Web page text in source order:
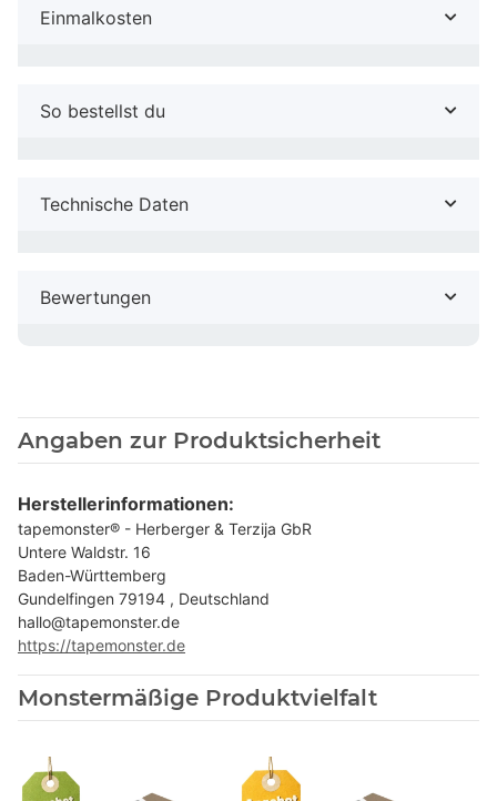
Einmalkosten
So bestellst du
Technische Daten
Bewertungen
Angaben zur Produktsicherheit
Herstellerinformationen:
tapemonster® - Herberger & Terzija GbR
Untere Waldstr. 16
Baden-Württemberg
Gundelfingen 79194 , Deutschland
hallo@tapemonster.de
https://tapemonster.de
Monstermäßige Produktvielfalt